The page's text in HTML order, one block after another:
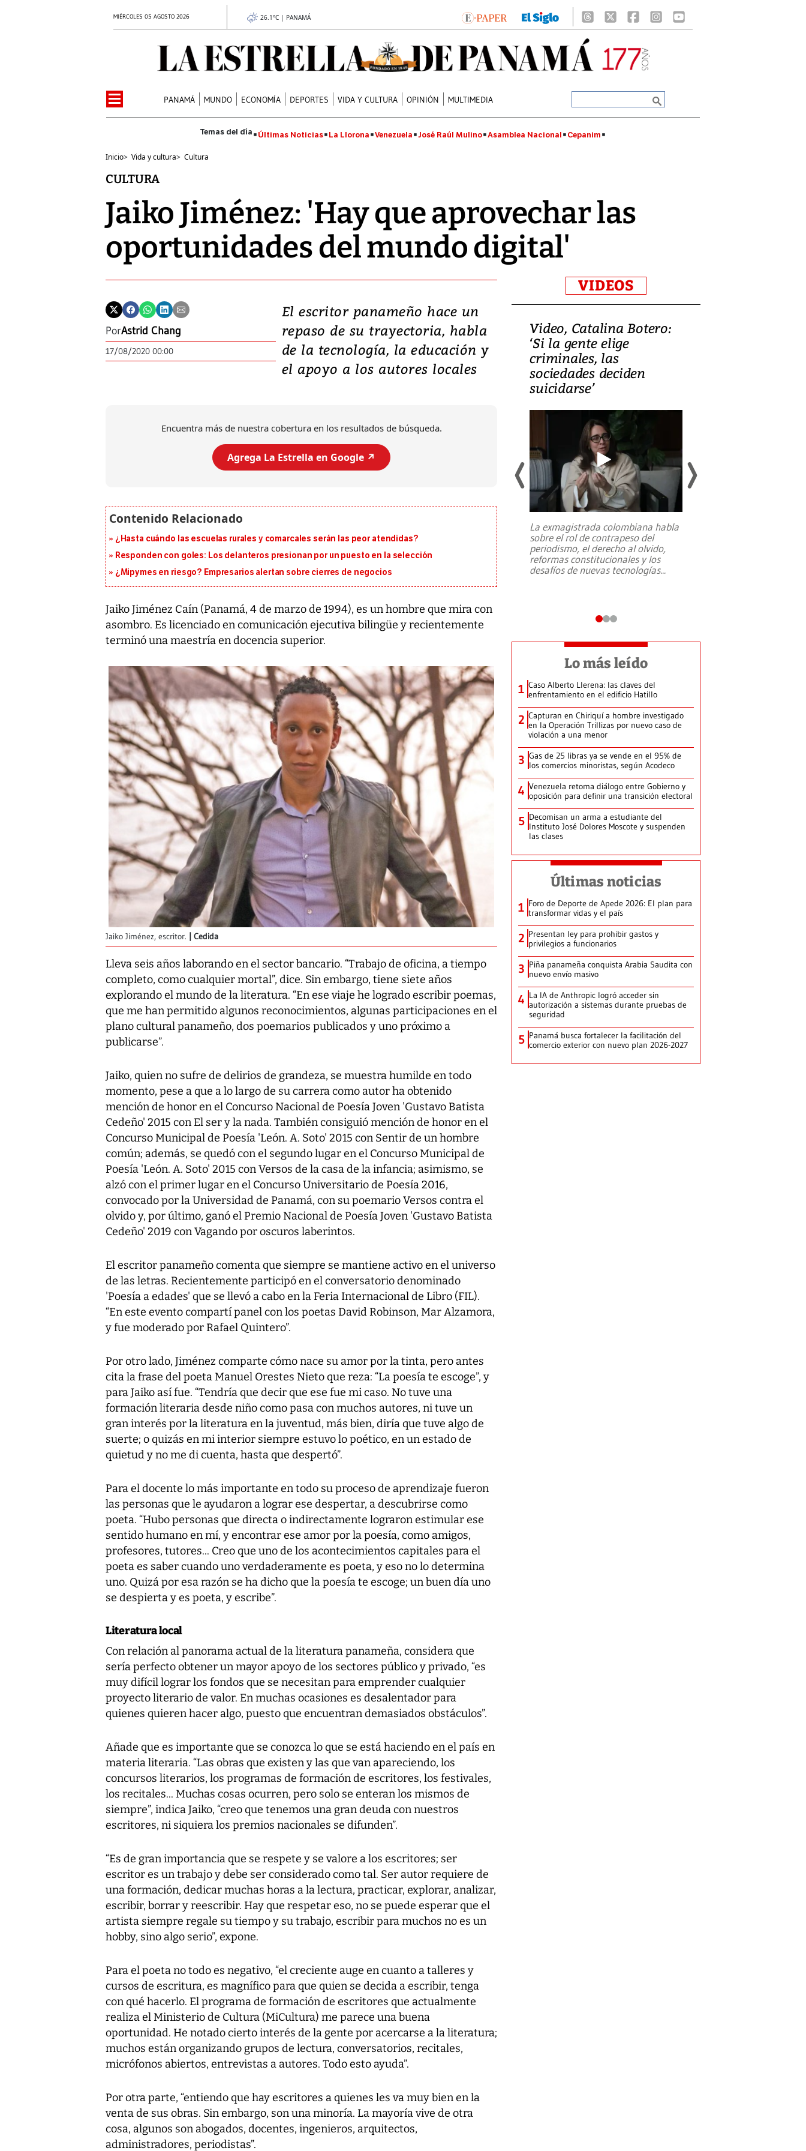
MIÉRCOLES 05 AGOSTO 2026 26.1°C | PANAMÁ
PANAMÁ MUNDO ECONOMÍA DEPORTES VIDA Y CULTURA OPINIÓN MULTIMEDIA
Últimas Noticias La Llorona Venezuela José Raúl Mulino Asamblea Nacional Cepanim
Inicio> Vida y cultura> Cultura
CULTURA
Jaiko Jiménez: 'Hay que aprovechar las
oportunidades del mundo digital'
PorAstrid Chang
17/08/2020 00:00
El escritor panameño hace un
repaso de su trayectoria, habla
de la tecnología, la educación y
el apoyo a los autores locales
Encuentra más de nuestra cobertura en los resultados de búsqueda.
Agrega La Estrella en Google ↗️
¿Hasta cuándo las escuelas rurales y comarcales serán las peor atendidas?
Responden con goles: Los delanteros presionan por un puesto en la selección
¿Mipymes en riesgo? Empresarios alertan sobre cierres de negocios
Jaiko Jiménez Caín (Panamá, 4 de marzo de 1994), es un hombre que mira con
asombro. Es licenciado en comunicación ejecutiva bilingüe y recientemente
terminó una maestría en docencia superior.
Jaiko Jiménez, escritor. Cedida
Lleva seis años laborando en el sector bancario. “Trabajo de oficina, a tiempo
completo, como cualquier mortal”, dice. Sin embargo, tiene siete años
explorando el mundo de la literatura. “En ese viaje he logrado escribir poemas,
que me han permitido algunos reconocimientos, algunas participaciones en el
plano cultural panameño, dos poemarios publicados y uno próximo a
publicarse”.
Jaiko, quien no sufre de delirios de grandeza, se muestra humilde en todo
momento, pese a que a lo largo de su carrera como autor ha obtenido
mención de honor en el Concurso Nacional de Poesía Joven 'Gustavo Batista
Cedeño' 2015 con El ser y la nada. También consiguió mención de honor en el
Concurso Municipal de Poesía 'León. A. Soto' 2015 con Sentir de un hombre
común; además, se quedó con el segundo lugar en el Concurso Municipal de
Poesía 'León. A. Soto' 2015 con Versos de la casa de la infancia; asimismo, se
alzó con el primer lugar en el Concurso Universitario de Poesía 2016,
convocado por la Universidad de Panamá, con su poemario Versos contra el
olvido y, por último, ganó el Premio Nacional de Poesía Joven 'Gustavo Batista
Cedeño' 2019 con Vagando por oscuros laberintos.
El escritor panameño comenta que siempre se mantiene activo en el universo
de las letras. Recientemente participó en el conversatorio denominado
'Poesía a edades' que se llevó a cabo en la Feria Internacional de Libro (FIL).
“En este evento compartí panel con los poetas David Robinson, Mar Alzamora,
y fue moderado por Rafael Quintero”.
Por otro lado, Jiménez comparte cómo nace su amor por la tinta, pero antes
cita la frase del poeta Manuel Orestes Nieto que reza: “La poesía te escoge”, y
para Jaiko así fue. “Tendría que decir que ese fue mi caso. No tuve una
formación literaria desde niño como pasa con muchos autores, ni tuve un
gran interés por la literatura en la juventud, más bien, diría que tuve algo de
suerte; o quizás en mi interior siempre estuvo lo poético, en un estado de
quietud y no me di cuenta, hasta que despertó”.
Para el docente lo más importante en todo su proceso de aprendizaje fueron
las personas que le ayudaron a lograr ese despertar, a descubrirse como
poeta. “Hubo personas que directa o indirectamente lograron estimular ese
sentido humano en mí, y encontrar ese amor por la poesía, como amigos,
profesores, tutores... Creo que uno de los acontecimientos capitales para el
poeta es saber cuando uno verdaderamente es poeta, y eso no lo determina
uno. Quizá por esa razón se ha dicho que la poesía te escoge; un buen día uno
se despierta y es poeta, y escribe”.
Literatura local
Con relación al panorama actual de la literatura panameña, considera que
sería perfecto obtener un mayor apoyo de los sectores público y privado, “es
muy difícil lograr los fondos que se necesitan para emprender cualquier
proyecto literario de valor. En muchas ocasiones es desalentador para
quienes quieren hacer algo, puesto que encuentran demasiados obstáculos”.
Añade que es importante que se conozca lo que se está haciendo en el país en
materia literaria. “Las obras que existen y las que van apareciendo, los
concursos literarios, los programas de formación de escritores, los festivales,
los recitales... Muchas cosas ocurren, pero solo se enteran los mismos de
siempre”, indica Jaiko, “creo que tenemos una gran deuda con nuestros
escritores, ni siquiera los premios nacionales se difunden”.
“Es de gran importancia que se respete y se valore a los escritores; ser
escritor es un trabajo y debe ser considerado como tal. Ser autor requiere de
una formación, dedicar muchas horas a la lectura, practicar, explorar, analizar,
escribir, borrar y reescribir. Hay que respetar eso, no se puede esperar que el
artista siempre regale su tiempo y su trabajo, escribir para muchos no es un
hobby, sino algo serio”, expone.
Para el poeta no todo es negativo, “el creciente auge en cuanto a talleres y
cursos de escritura, es magnífico para que quien se decida a escribir, tenga
con qué hacerlo. El programa de formación de escritores que actualmente
realiza el Ministerio de Cultura (MiCultura) me parece una buena
oportunidad. He notado cierto interés de la gente por acercarse a la literatura;
muchos están organizando grupos de lectura, conversatorios, recitales,
micrófonos abiertos, entrevistas a autores. Todo esto ayuda”.
Por otra parte, “entiendo que hay escritores a quienes les va muy bien en la
venta de sus obras. Sin embargo, son una minoría. La mayoría vive de otra
cosa, algunos son abogados, docentes, ingenieros, arquitectos,
administradores, periodistas”.
VIDEOS
Video, Japón: Terremoto
deja heridos y graves
daños en Kumamoto
7,1 se registró este martes 28 de
emergencia de gran
Video, Catalina Botero:
‘Si la gente elige
criminales, las
sociedades deciden
suicidarse’
La exmagistrada colombiana habla
sobre el rol de contrapeso del
periodismo, el derecho al olvido,
reformas constitucionales y los
desafíos de nuevas tecnologías...
Lo más leído
1 Caso Alberto Llerena: las claves del
enfrentamiento en el edificio Hatillo
2 Capturan en Chiriquí a hombre investigado
en la Operación Trillizas por nuevo caso de
violación a una menor
3 Gas de 25 libras ya se vende en el 95% de
los comercios minoristas, según Acodeco
4 Venezuela retoma diálogo entre Gobierno y
oposición para definir una transición electoral
5 Decomisan un arma a estudiante del
Instituto José Dolores Moscote y suspenden
las clases
Últimas noticias
1 Foro de Deporte de Apede 2026: El plan para
transformar vidas y el país
2 Presentan ley para prohibir gastos y
privilegios a funcionarios
3 Piña panameña conquista Arabia Saudita con
nuevo envío masivo
4 La IA de Anthropic logró acceder sin
autorización a sistemas durante pruebas de
seguridad
5 Panamá busca fortalecer la facilitación del
comercio exterior con nuevo plan 2026-2027